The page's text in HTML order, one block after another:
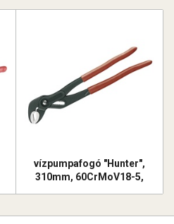
vízpumpafogó "Hunter",
310mm, 60CrMoV18-5,